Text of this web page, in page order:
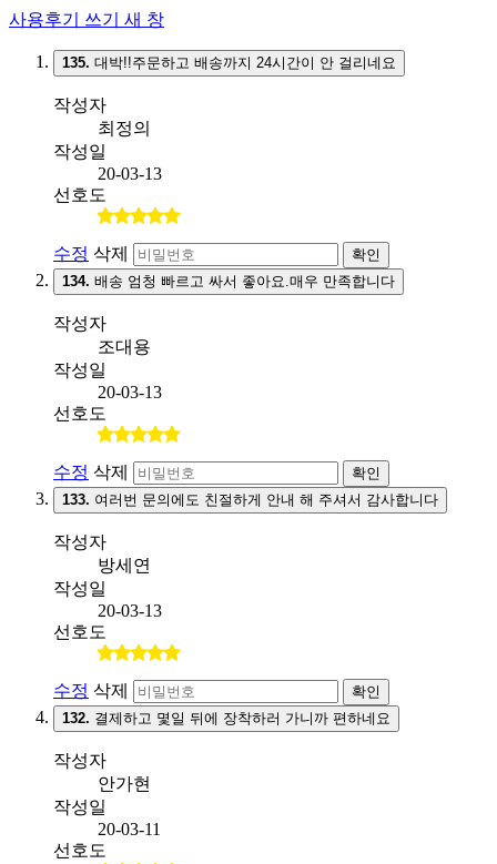
사용후기 쓰기 새 창
135. 대박!!주문하고 배송까지 24시간이 안 걸리네요
작성자
최정의
작성일
20-03-13
선호도
수정 삭제
확인
134. 배송 엄청 빠르고 싸서 좋아요.매우 만족합니다
작성자
조대용
작성일
20-03-13
선호도
수정 삭제
확인
133. 여러번 문의에도 친절하게 안내 해 주셔서 감사합니다
작성자
방세연
작성일
20-03-13
선호도
수정 삭제
확인
132.
결제하고 몇일 뒤에 장착하러 가니까 편하네요
작성자
안가현
작성일
20-03-11
선호도